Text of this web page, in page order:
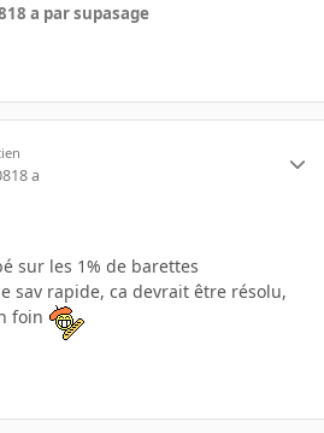
18 a par supasage
18 a
sur les 1% de barettes
sav rapide, ca devrait être résolu,
foin